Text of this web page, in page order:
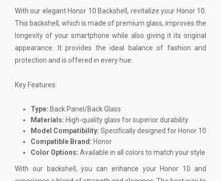
With our elegant Honor 10 Backshell, revitalize your Honor 10.
This backshell, which is made of premium glass, improves the
longevity of your smartphone while also giving it its original
appearance. It provides the ideal balance of fashion and
protection and is offered in every hue.
Key Features:
Type: Back Panel/Back Glass
Materials: High-quality glass for superior durability
Model Compatibility: Specifically designed for Honor 10
Compatible Brand: Honor
Color Options: Available in all colors to match your style
With our backshell, you can enhance your Honor 10 and